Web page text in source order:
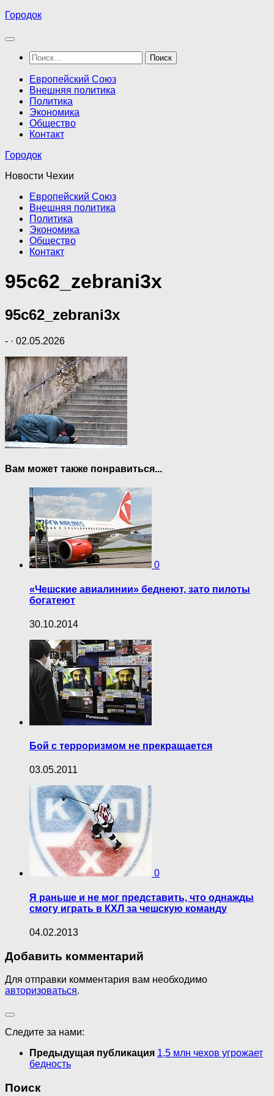
Перейти
содержимому
Городок
Найти:
Европейский Союз
Внешняя политика
Политика
Экономика
Общество
Контакт
Городок
Новости Чехии
Европейский Союз
Внешняя политика
Политика
Экономика
Общество
Контакт
95c62_zebrani3x
95c62_zebrani3x
- · 02.05.2026
Вам может также понравиться...
0
«Чешские авиалинии» беднеют, зато пилоты
богатеют
30.10.2014
Бой с терроризмом не прекращается
03.05.2011
0
Я раньше и не мог представить, что однажды
смогу играть в КХЛ за чешскую команду
04.02.2013
Добавить комментарий
Для отправки комментария вам необходимо
авторизоваться.
Следите за нами:
Предыдущая публикация 1,5 млн чехов угрожает
бедность
Поиск